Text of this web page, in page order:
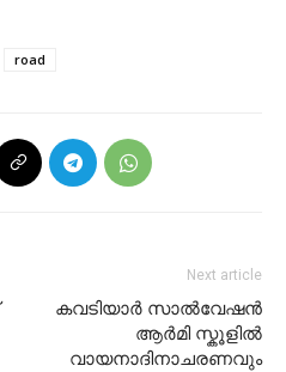
road
Next article
കവടിയാർ സാൽവേഷൻ
ആർമി സ്കൂളിൽ
വായനാദിനാചരണവും